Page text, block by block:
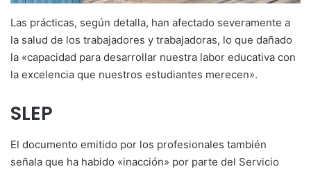
Las prácticas, según detalla, han afectado severamente a
la salud de los trabajadores y trabajadoras, lo que dañado
la «capacidad para desarrollar nuestra labor educativa con
la excelencia que nuestros estudiantes merecen».
SLEP
El documento emitido por los profesionales también
señala que ha habido «inacción» por parte del Servicio